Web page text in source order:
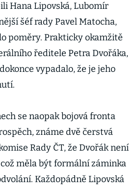
Hana Lipovská, Lubomír
šéf rady Pavel Matocha,
poměry. Prakticky okamžitě
ředitele Petra Dvořáka,
vypadalo, že je jeho
se naopak bojová fronta
známe dvě čerstvá
Rady ČT, že Dvořák není
měla být formální záminka
Každopádně Lipovská